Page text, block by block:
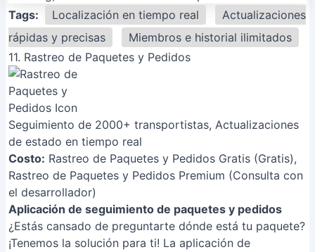
Tags: Localización en tiempo real
Actualizaciones
rápidas y precisas
Miembros e historial ilimitados
11. Rastreo de Paquetes y Pedidos
Seguimiento de 2000+ transportistas, Actualizaciones
de estado en tiempo real
Costo: Rastreo de Paquetes y Pedidos Gratis (Gratis),
Rastreo de Paquetes y Pedidos Premium (Consulta con
el desarrollador)
Aplicación de seguimiento de paquetes y pedidos
¿Estás cansado de preguntarte dónde está tu paquete?
¡Tenemos la solución para ti! La aplicación de